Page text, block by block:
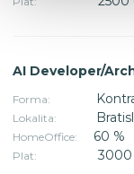
AI Developer/
Forma:
Lokalita:
HomeOffice: 60 %
Plat: 3000